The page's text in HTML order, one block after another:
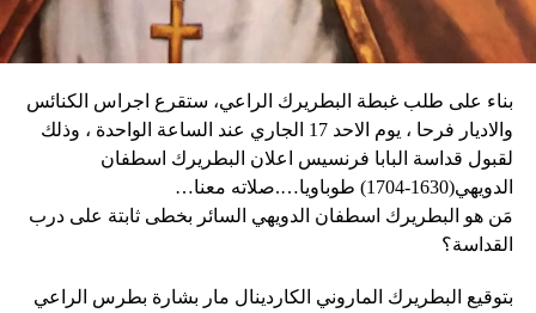
ماكرون لمناسبة أولمبياد باريس هذا الصيف.
نداء الوطن
زعيم العصابة جيمي شيريزير دعا المواطنين إلى عدم الخوف
عندما رأوا عصابته تحمل أسلحة، وقال إنهم يريدون فقط الإطاحة
وحاولت مجموعة من أفراد العصابات المدججين بالسلاح، يوم
الإثنين، السيطرة على مطار توسان لوفرتور الدولي، الأكبر في
البلاد، وتبادلوا إطلاق النار مع الشرطة والجنود، مما أدى إلى
إلغاء جميع الرحلات الداخلية والدولية.
بناء على طلب غبطة البطريرك الراعي، ستقرع اجراس الكنائس
والاديار فرحا ، يوم الاحد 17 الجاري عند الساعة الواحدة ، وذلك
لقبول قداسة البابا فرنسيس اعلان البطريرك اسطفان
الدويهي(1630-1704) طوباويا….صلاته معنا…
مَن هو البطريرك اسطفان الدويهي السائر بخطى ثابتة على درب
القداسة؟
بتوقيع البطريرك الماروني الكاردينال مار بشارة بطرس الراعي